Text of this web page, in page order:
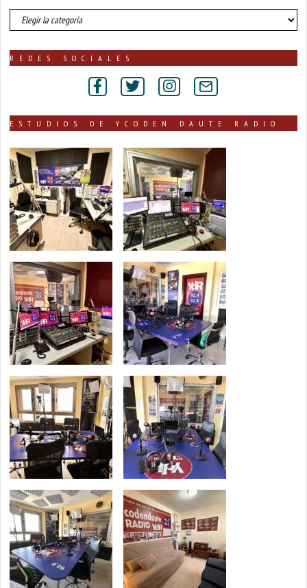
número
de
publicadas
REDES SOCIALES
ESTUDIOS DE YCODEN DAUTE RADIO